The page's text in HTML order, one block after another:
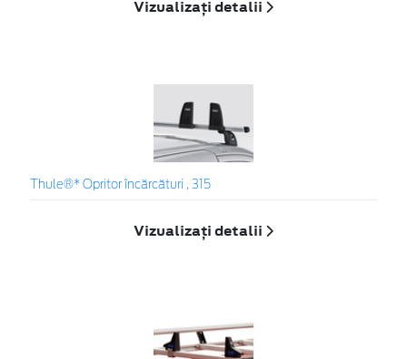
Vizualizați detalii
Thule®* Opritor încărcături , 315
Vizualizați detalii